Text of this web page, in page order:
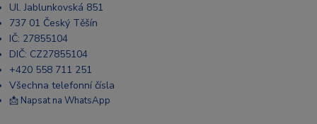
Ul. Jablunkovská 851
737 01 Český Těšín
IČ: 27855104
DIČ: CZ27855104
+420 558 711 251
Všechna telefonní čísla
📩 Napsat na WhatsApp